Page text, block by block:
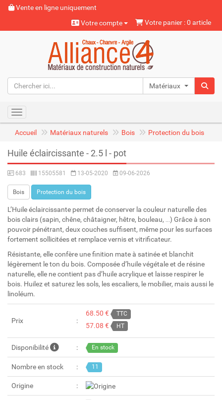
Vente en ligne uniquement
Votre compte
Votre panier : 0 article
Matériaux naturels
Toggle navigation
Accueil Matériaux naturels Bois Protection du bois
Huile éclaircissante - 2.5 l - pot
683 15505581 13-05-2020 09-06-2026
Bois Protection du bois
L’Huile éclaircissante permet de conserver la couleur naturelle des
bois clairs (sapin, chêne, châtaigner, hêtre, bouleau, …) Grâce à son
pouvoir pénétrant, deux couches suffisent, même pour les surfaces
fortement sollicitées et remplace vernis et vitrificateur.
Résistante, elle confère une finition mate à satinée et blanchit
légèrement le ton du bois. Composée d’huile végétale et de résine
naturelle, elle ne contient pas d’huile acrylique et laisse respirer le
bois. Huilez et saturez les sols, les escaliers, le mobilier, mais aussi le
linoléum.
Prix
68.50 € TTC
57.08 € HT
Disponibilité En stock
Nombre en stock 11
Origine